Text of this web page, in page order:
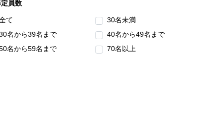
員数
て
30名未満
名から39名まで
40名から49名まで
名から59名まで
70名以上